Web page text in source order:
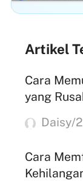
Artikel
Cara
yang
Daisy/
Cara